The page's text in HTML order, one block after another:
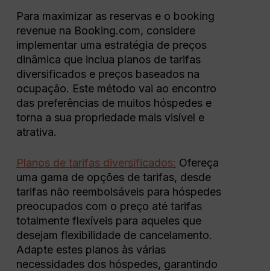
Para maximizar as reservas e o booking
revenue na Booking.com, considere
implementar uma estratégia de preços
dinâmica que inclua planos de tarifas
diversificados e preços baseados na
ocupação. Este método vai ao encontro
das preferências de muitos hóspedes e
torna a sua propriedade mais visível e
atrativa.
Planos de tarifas diversificados: Ofereça
uma gama de opções de tarifas, desde
tarifas não reembolsáveis para hóspedes
preocupados com o preço até tarifas
totalmente flexíveis para aqueles que
desejam flexibilidade de cancelamento.
Adapte estes planos às várias
necessidades dos hóspedes, garantindo